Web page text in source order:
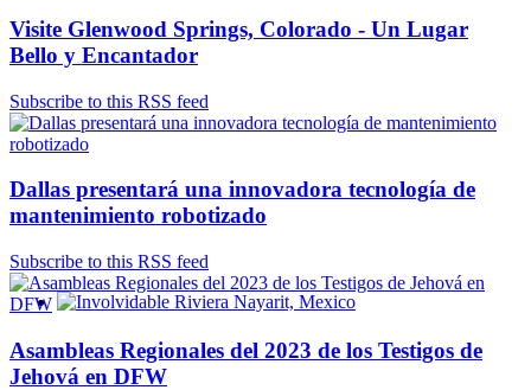
Visite Glenwood Springs, Colorado - Un Lugar
Bello y Encantador
Subscribe to this RSS feed
Dallas presentará una innovadora tecnología de
mantenimiento robotizado
Subscribe to this RSS feed
Asambleas Regionales del 2023 de los Testigos de
Jehová en DFW